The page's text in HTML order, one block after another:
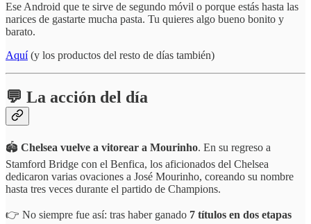
Ese Android que te sirve de segundo móvil o porque estás hasta las
narices de gastarte mucha pasta. Tu quieres algo bueno bonito y
barato.
Aquí(y los productos del resto de días también)
💬 La acción del día
🏟️ Chelsea vuelve a vitorear a Mourinho. En su regreso a
Stamford Bridge con el Benfica, los aficionados del Chelsea
dedicaron varias ovaciones a José Mourinho, coreando su nombre
hasta tres veces durante el partido de Champions.
👉 No siempre fue así: tras haber ganado 7 títulos en dos etapas